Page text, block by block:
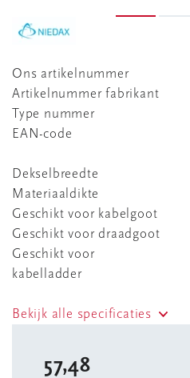
Ons artikelnummer
Artikelnummer fabrikant
Type nummer
EAN-code
Dekselbreedte
Materiaaldikte
Geschikt voor kabelgoot
Geschikt voor draadgoot
Geschikt voor
kabelladder
Bekijk alle specificaties
57,48